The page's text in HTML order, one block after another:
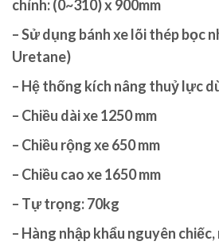
chỉnh: (0~310) x 900mm
– Sử dụng bánh xe lõi thép bọc
Uretane)
– Hệ thống kích nâng thuỷ lực
– Chiều dài xe 1250 mm
– Chiều rộng xe 650 mm
– Chiều cao xe 1650 mm
– Tự trọng: 70kg
– Hàng nhập khẩu nguyên